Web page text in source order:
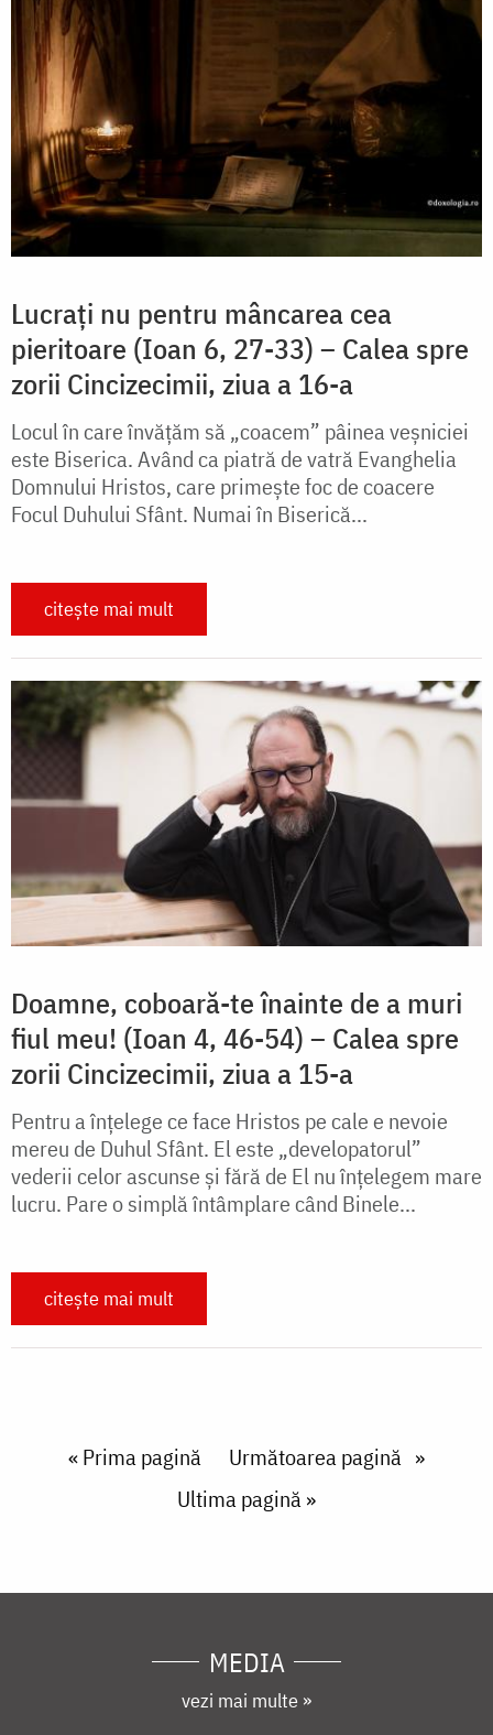
Lucrați nu pentru mâncarea cea
pieritoare (Ioan 6, 27-33) – Calea spre
zorii Cincizecimii, ziua a 16-a
Locul în care învățăm să „coacem” pâinea veșniciei
este Biserica. Având ca piatră de vatră Evanghelia
Domnului Hristos, care primește foc de coacere
Focul Duhului Sfânt. Numai în Biserică...
citește mai mult
Doamne, coboară-te înainte de a muri
fiul meu! (Ioan 4, 46-54) – Calea spre
zorii Cincizecimii, ziua a 15-a
Pentru a înțelege ce face Hristos pe cale e nevoie
mereu de Duhul Sfânt. El este „developatorul”
vederii celor ascunse și fără de El nu înțelegem mare
lucru. Pare o simplă întâmplare când Binele...
citește mai mult
PaginareFirst page
« Prima pagină Next page
Următoarea pagină
Last page
Ultima pagină »
MEDIA
vezi mai multe »